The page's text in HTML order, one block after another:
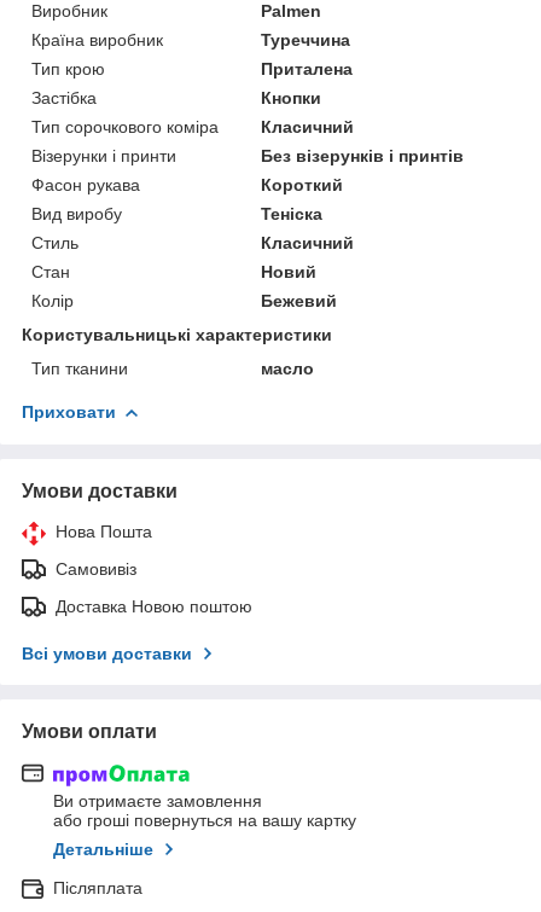
Виробник
Palmen
Країна виробник
Туреччина
Тип крою
Приталена
Застібка
Кнопки
Тип сорочкового коміра
Класичний
Візерунки і принти
Без візерунків і принтів
Фасон рукава
Короткий
Вид виробу
Теніска
Стиль
Класичний
Стан
Новий
Колір
Бежевий
Користувальницькі характеристики
Тип тканини
масло
Приховати
Умови доставки
Нова Пошта
Самовивіз
Доставка Новою поштою
Всі умови доставки
Умови оплати
Ви отримаєте замовлення
або гроші повернуться на вашу картку
Детальніше
Післяплата